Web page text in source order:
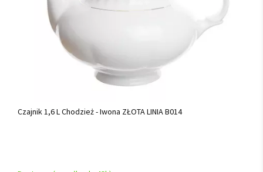
Czajnik 1,6 L Chodzież - Iwona ZŁOTA LINIA B014